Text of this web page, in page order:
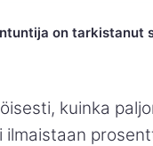
on tarkistanut
kuinka